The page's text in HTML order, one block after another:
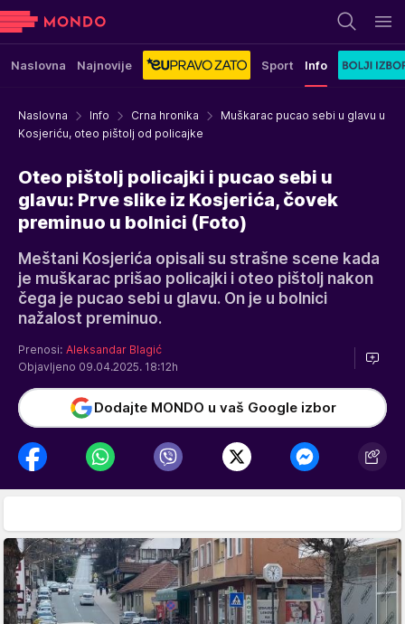
Naslovna Najnovije Sport Info
Naslovna Info Crna hronika
Muškarac pucao sebi u glavu u
Kosjeriću, oteo pištolj od policajke
Oteo pištolj policajki i pucao sebi u
glavu: Prve slike iz Kosjerića, čovek
preminuo u bolnici (Foto)
Meštani Kosjerića opisali su strašne scene kada
je muškarac prišao policajki i oteo pištolj nakon
čega je pucao sebi u glavu. On je u bolnici
nažalost preminuo.
Prenosi: Aleksandar Blagić
Objavljeno 09.04.2025. 18:12h
Dodajte MONDO u vaš Google izbor